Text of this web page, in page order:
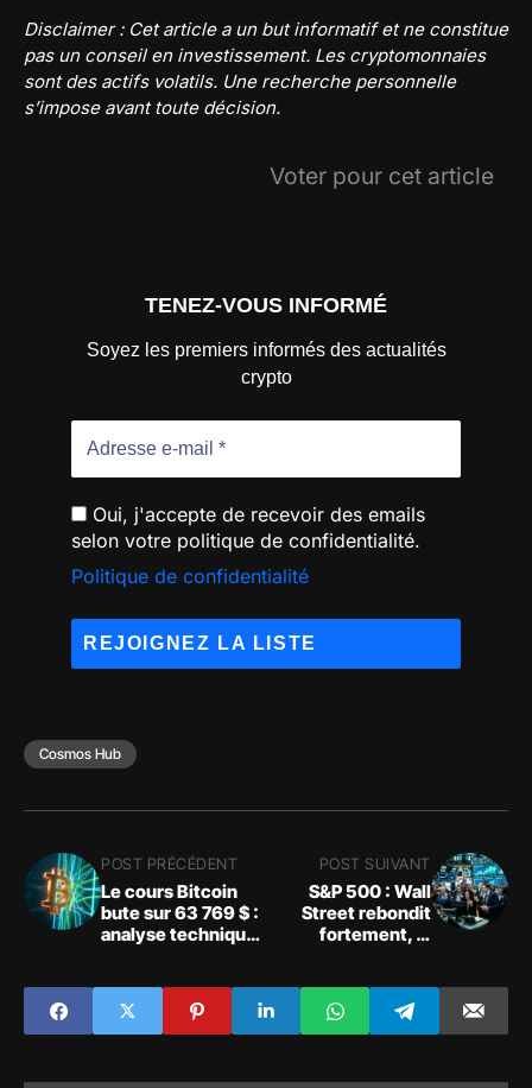
Disclaimer : Cet article a un but informatif et ne constitue
pas un conseil en investissement. Les cryptomonnaies
sont des actifs volatils. Une recherche personnelle
s’impose avant toute décision.
Voter pour cet article
TENEZ-VOUS INFORMÉ
Soyez les premiers informés des actualités
crypto
Oui, j'accepte de recevoir des emails
selon votre politique de confidentialité.
Politique de confidentialité
Cosmos Hub
POST PRÉCÉDENT
Le cours Bitcoin
bute sur 63 769 $ :
analyse technique
POST SUIVANT
S&P 500 : Wall
Street rebondit
fortement, le
haut